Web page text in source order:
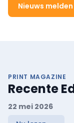
Nieuws melden
PRINT MAGAZINE
Recente
22 mei 2026